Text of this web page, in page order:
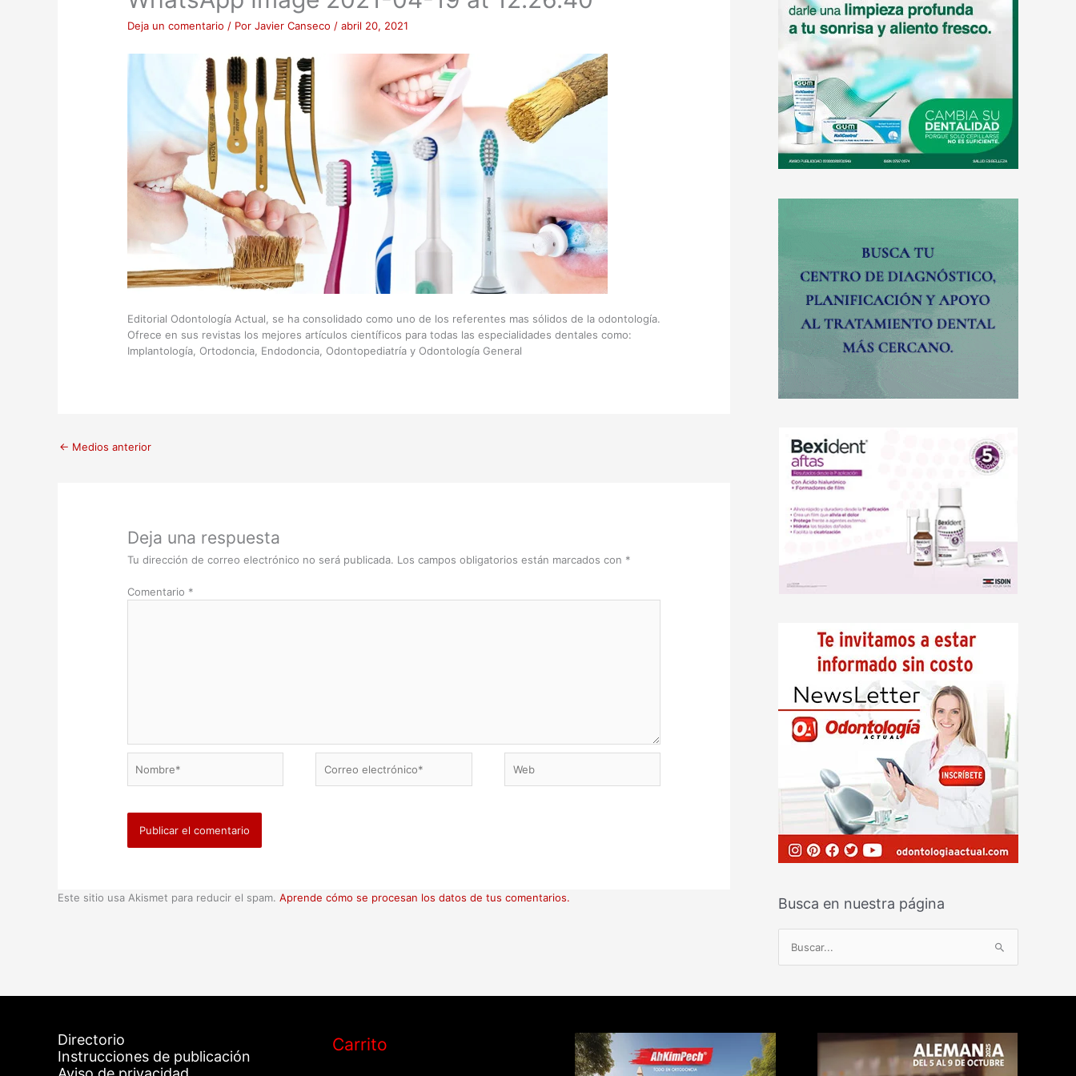
Deja un comentario / Por Javier Canseco / abril 20, 2021
Editorial Odontología Actual, se ha consolidado como uno de los referentes mas sólidos de la odontología.
Ofrece en sus revistas los mejores artículos científicos para todas las especialidades dentales como:
Implantología, Ortodoncia, Endodoncia, Odontopediatría y Odontología General
← Medios anterior
Deja una respuesta
Tu dirección de correo electrónico no será publicada. Los campos obligatorios están marcados con *
Comentario *
electrónico*
Este sitio usa Akismet para reducir el spam. Aprende cómo se procesan los datos de tus comentarios. Busca en nuestra página
Directorio
Instrucciones de publicación
Carrito